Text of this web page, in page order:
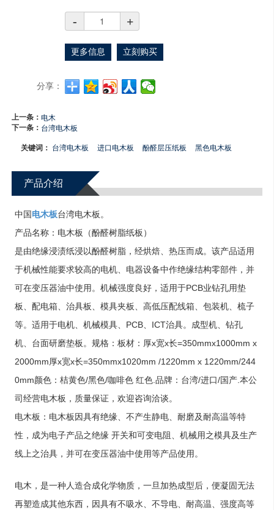
- +
更多信息 立刻购买
分享：
上一条：电木
下一条： 台湾电木板
关键词： 台湾电木板 进口电木板 酚醛层压纸板 黑色电木板
产品介绍
中国电木板台湾电木板。
产品名称：电木板（酚醛树脂纸板）
是由绝缘浸渍纸浸以酚醛树脂，经烘焙、热压而成。该产品适用
于机械性能要求较高的电机、电器设备中作绝缘结构零部件，并
可在变压器油中使用。机械强度良好，适用于PCB业钻孔用垫
板、配电箱、治具板、模具夹板、高低压配线箱、包装机、梳子
等。适用于电机、机械模具、PCB、ICT治具。成型机、钻孔
机、台面研磨垫板。规格：板材：厚x宽x长=350mmx1000mm x
2000mm厚x宽x长=350mmx1020mm /1220mm x 1220mm/244
0mm颜色：桔黄色/黑色/咖啡色 红色.品牌：台湾/进口/国产.本公
司经营电木板，质量保证，欢迎咨询洽谈。
电木板：电木板因具有绝缘、不产生静电、耐磨及耐高温等特
性，成为电子产品之绝缘 开关和可变电阻、机械用之模具及生产
线上之治具，并可在变压器油中使用等产品使用。
电木，是一种人造合成化学物质，一旦加热成型后，便凝固无法
再塑造成其他东西，因具有不吸水、不导电、耐高温、强度高等